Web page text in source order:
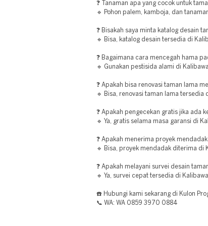
❓ Tanaman apa yang cocok untuk
🔹 Pohon palem, kamboja, dan
❓ Bisakah saya minta katalog desain
🔹 Bisa, katalog desain tersedia di
❓ Bagaimana cara mencegah hama
🔹 Gunakan pestisida alami di
❓ Apakah bisa renovasi taman lama
🔹 Bisa, renovasi taman lama tersedia
❓ Apakah pengecekan gratis jika ada
🔹 Ya, gratis selama masa garansi di
❓ Apakah menerima proyek
🔹 Bisa, proyek mendadak diterima di
❓ Apakah melayani survei desain
🔹 Ya, survei cepat tersedia di
☎️ Hubungi kami sekarang di Kulon
📞 WA: WA 0859 3970 0884